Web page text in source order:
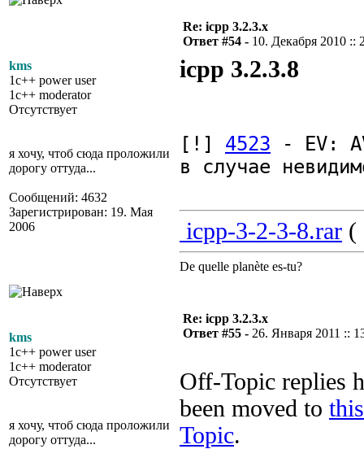
kms
1c++ power user
1c++ moderator
Отсутствует
я хочу, чтоб сюда проложили
дорогу оттуда...
Сообщений: 4632
Зарегистрирован: 19. Мая
2006
Re: icpp 3.2.3.x
Ответ #54 - 10. Декабря 2010 ::
icpp 3.2.3.8
[!] 4523 - EV:
в случае
icpp-3-2-3-8.rar (
De quelle planète es-tu?
kms
1c++ power user
1c++ moderator
Отсутствует
я хочу, чтоб сюда проложили
дорогу оттуда...
Re: icpp 3.2.3.x
Ответ #55 - 26. Января 2011 ::
Off-Topic replies
been moved to this
Topic.